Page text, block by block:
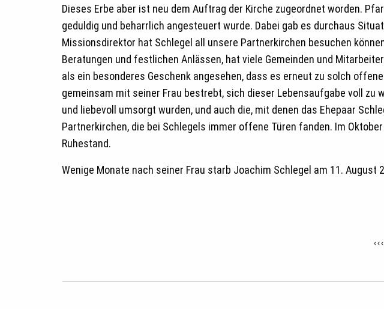
Dieses Erbe aber ist neu dem Auftrag der Kirche zugeordnet worden.
geduldig und beharrlich angesteuert wurde. Dabei gab es durchaus
Missionsdirektor hat Schlegel all unsere Partnerkirchen besuchen
Beratungen und festlichen Anlässen, hat viele Gemeinden und
als ein besonderes Geschenk angesehen, dass es erneut zu solch
gemeinsam mit seiner Frau bestrebt, sich dieser Lebensaufgabe voll zu
und liebevoll umsorgt wurden, und auch die, mit denen das Ehepaar
Partnerkirchen, die bei Schlegels immer offene Türen fanden. Im
Ruhestand.
Wenige Monate nach seiner Frau starb Joachim Schlegel am 11. August